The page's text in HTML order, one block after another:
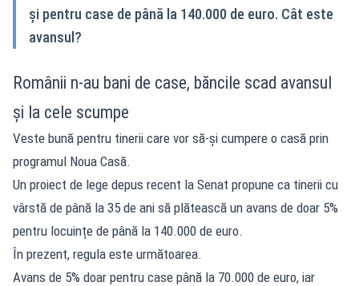
și pentru case de până la 140.000 de euro. Cât este
avansul?
Românii n-au bani de case, băncile scad avansul
și la cele scumpe
Veste bună pentru tinerii care vor să-și cumpere o casă prin
programul Noua Casă.
Un proiect de lege depus recent la Senat propune ca tinerii cu
vârstă de până la 35 de ani să plătească un avans de doar 5%
pentru locuințe de până la 140.000 de euro.
În prezent, regula este următoarea.
Avans de 5% doar pentru case până la 70.000 de euro, iar